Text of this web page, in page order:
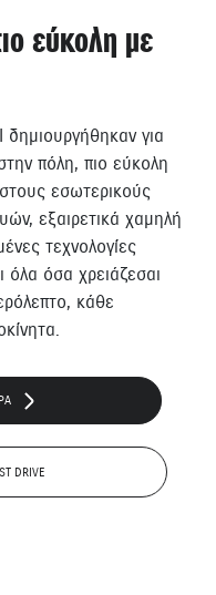
εύκολη με
δημιουργήθηκαν για
πόλη, πιο εύκολη
εσωτερικούς
εξαιρετικά χαμηλή
τεχνολογίες
όσα χρειάζεσαι
κάθε
DRIVE